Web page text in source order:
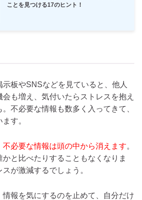
ことを見つける17のヒント！
板やSNSなどを見ていると、他人
も増え、気付いたらストレスを抱え
不必要な情報も数多く入ってきて、
す。
不必要な情報は頭の中から消えます。
と比べたりすることもなくなりま
が激減するでしょう。
報を気にするのを止めて、自分だけ